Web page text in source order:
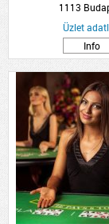
1113
Üzlet
Info